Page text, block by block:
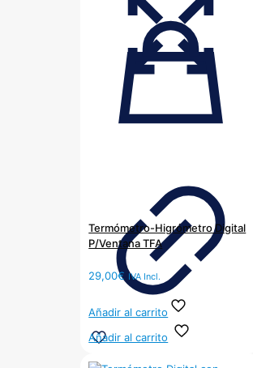
Termómetro-Higrómetro Digital
P/Ventana TFA
29,00€ IVA Incl.
Añadir al carrito
Añadir al carrito